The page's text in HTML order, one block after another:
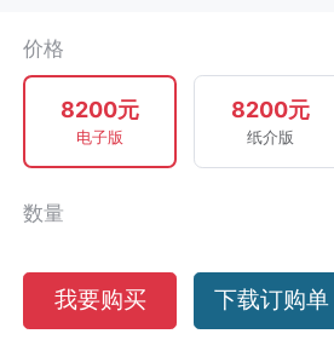
价格
8200元
电子版
8200元
纸介版
数量
我要购买 下载订购单